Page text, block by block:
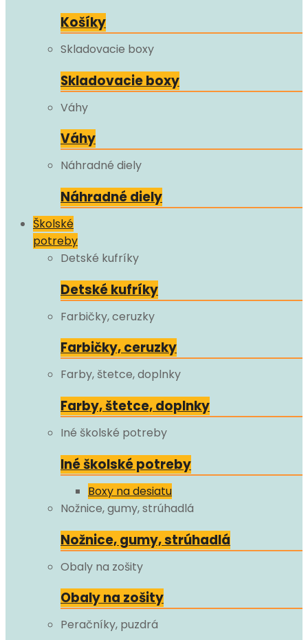
Košíky
Skladovacie boxy
Skladovacie boxy
Váhy
Váhy
Náhradné diely
Náhradné diely
Školské
potreby
Detské kufríky
Detské kufríky
Farbičky, ceruzky
Farbičky, ceruzky
Farby, štetce, doplnky
Farby, štetce, doplnky
Iné školské potreby
Iné školské potreby
Boxy na desiatu
Nožnice, gumy, strúhadlá
Nožnice, gumy, strúhadlá
Obaly na zošity
Obaly na zošity
Peračníky, puzdrá